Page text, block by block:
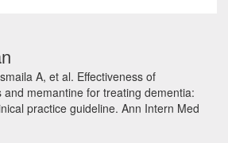
A, et al. Effectiveness of
memantine for treating dementia:
practice guideline. Ann Intern Med